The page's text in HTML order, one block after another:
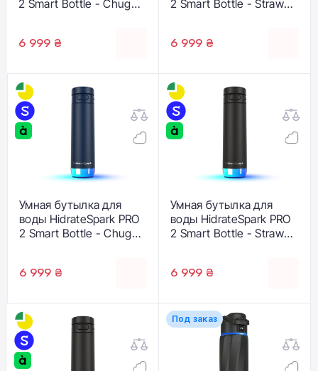
2 Smart Bottle - Chug
6 999 ₴
2 Smart Bottle - Straw
6 999 ₴
Умная бутылка для
воды HidrateSpark PRO
2 Smart Bottle - Chug
6 999 ₴
Умная бутылка для
воды HidrateSpark PRO
2 Smart Bottle - Straw
6 999 ₴
Под заказ